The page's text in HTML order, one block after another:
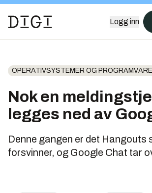
Logg inn
OPERATIVSYSTEMER OG PROGRAMVARE
Nok en
legges ned av
Denne gangen er det Hangouts
forsvinner, og Google Chat tar